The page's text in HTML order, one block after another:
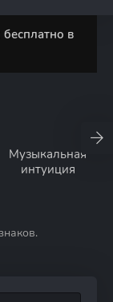
в
Музыкальная
интуиция